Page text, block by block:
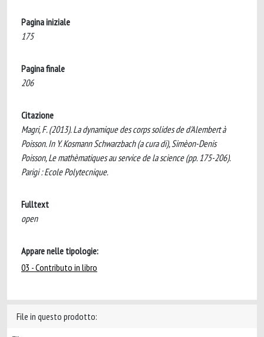
Pagina iniziale
175
Pagina finale
206
Citazione
Magri, F. (2013). La dynamique des corps solides de d'Alembert à
Poisson. In Y. Kosmann Schwarzbach (a cura di), Simèon-Denis
Poisson, Le mathèmatiques au service de la science (pp. 175-206).
Parigi : Ecole Polytecnique.
Fulltext
open
Appare nelle tipologie:
03 - Contributo in libro
File in questo prodotto: